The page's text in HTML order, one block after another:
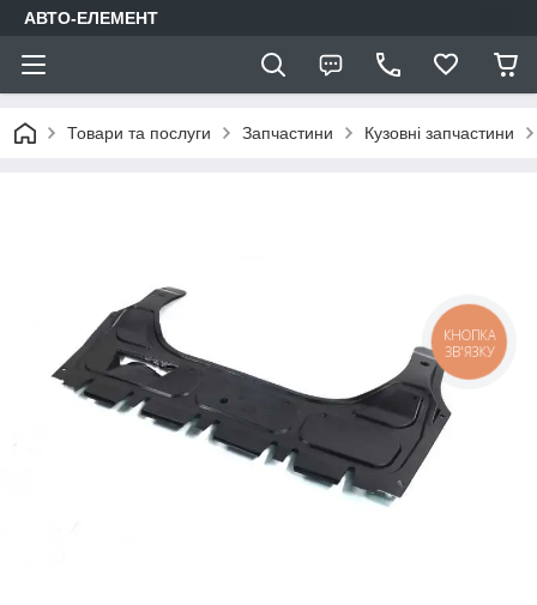
АВТО-ЕЛЕМЕНТ
Товари та послуги Запчастини Кузовні запчастини
КНОПКА
ЗВ'ЯЗКУ